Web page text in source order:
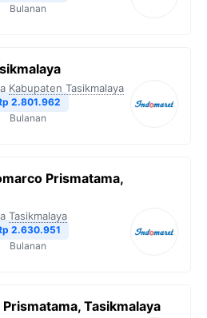
Bulanan
Kabupaten Tasikmalaya
2.801.962
Bulanan
Prismatama,
Tasikmalaya
2.630.951
Bulanan
Tasikmalaya